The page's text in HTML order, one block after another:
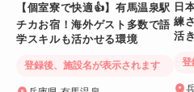
【個室寮で快適👍】有馬温泉駅
チカお宿！海外ゲスト多数で語
学スキルも活かせる環境
登録後、施設名が表示されます
日
練
活
登